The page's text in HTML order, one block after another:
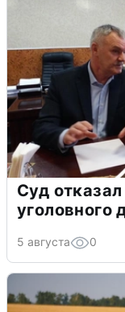
Суд
уголовного
5 августа 0